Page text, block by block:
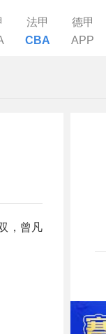
法甲 德甲
CBA APP
，曾凡